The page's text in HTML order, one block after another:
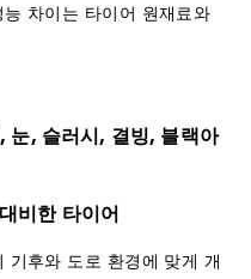
차이는 타이어 원재료와
눈, 슬러시, 결빙, 블랙아
비한 타이어
기후와 도로 환경에 맞게 개